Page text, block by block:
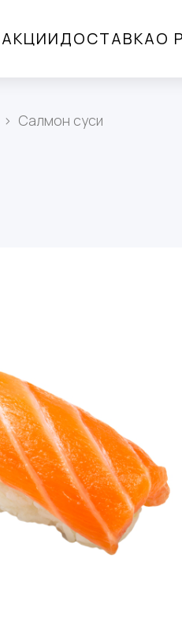
АКЦИИДОСТАВКАО
Салмон суси